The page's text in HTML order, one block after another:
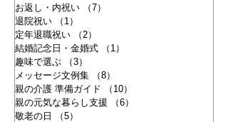
お返し・内祝い
（7）
退院祝い
（1）
定年退職祝い
（2）
結婚記念日・金婚式
（1）
趣味で選ぶ
（3）
メッセージ文例集
（8）
親の介護 準備ガイド
（10）
親の元気な暮らし支援
（6）
敬老の日
（5）